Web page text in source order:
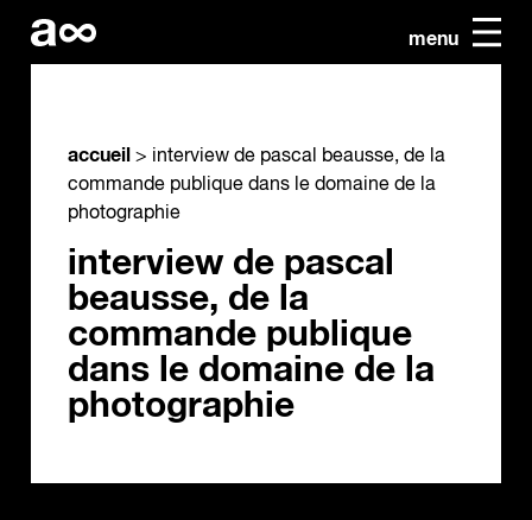
menu
accueil > interview de pascal beausse, de la
commande publique dans le domaine de la
photographie
interview de pascal
beausse, de la
commande publique
dans le domaine de la
photographie